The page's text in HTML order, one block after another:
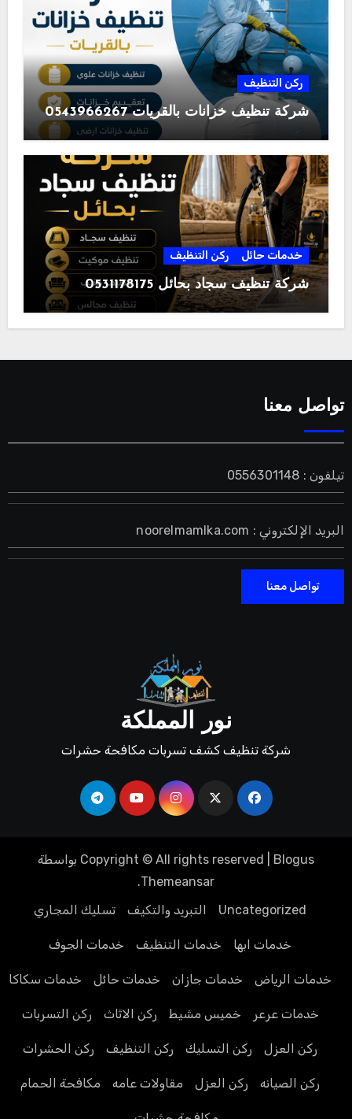
ركن التنظيف
شركة تنظيف خزانات بالقريات 0543966267
خدمات حائل ركن التنظيف
شركة تنظيف سجاد بحائل 0531178175
تواصل معنا
تيلفون : 0556301148
البريد الإلكتروني : noorelmamlka.com
تواصل معنا
نور المملكة
شركة تنظيف كشف تسربات مكافحة حشرات
Copyright © All rights reserved Blogus
بواسطة
Themeansar
.
Uncategorized
التبريد والتكيف تسليك المجاري
خدمات ابها خدمات التنظيف خدمات الجوف
خدمات الرياض خدمات جازان خدمات حائل خدمات سكاكا
خدمات عرعر خميس مشيط ركن الاثاث ركن التسربات
ركن العزل ركن التسليك ركن التنظيف ركن الحشرات
ركن الصيانه ركن العزل مقاولات عامه مكافحة الحمام